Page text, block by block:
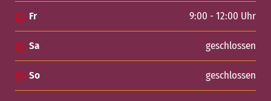
Fr 9:00 - 12:00 Uhr
Sa geschlossen
So geschlossen